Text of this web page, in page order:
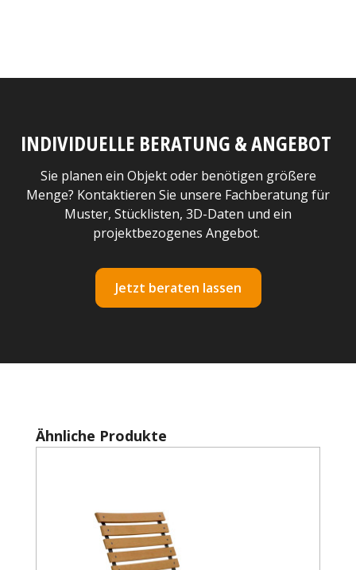
INDIVIDUELLE BERATUNG & ANGEBOT
Sie planen ein Objekt oder benötigen größere
Menge? Kontaktieren Sie unsere Fachberatung für
Muster, Stücklisten, 3D-Daten und ein
projektbezogenes Angebot.
Jetzt beraten lassen
Produktgalerie überspringen
Ähnliche Produkte